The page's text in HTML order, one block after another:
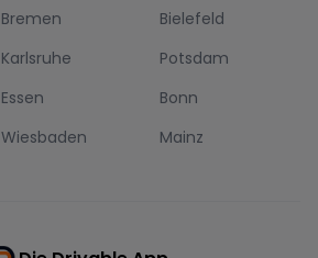
Bremen
Bielefeld
Karlsruhe
Potsdam
Essen
Bonn
Wiesbaden Mainz